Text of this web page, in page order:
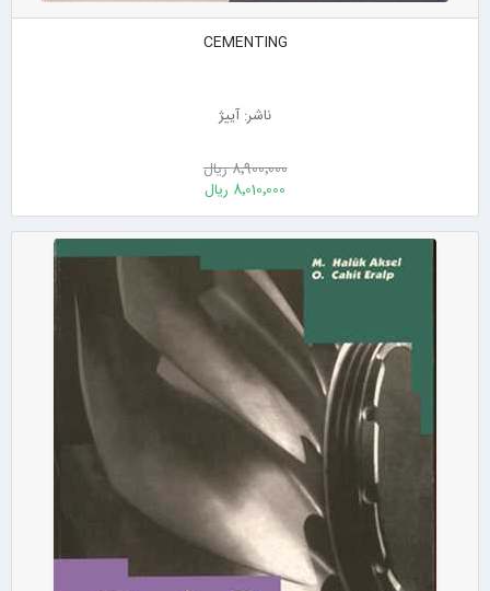
CEMENTING
ناشر: آییژ
8٬900٬000 ریال
8٬010٬000 ریال